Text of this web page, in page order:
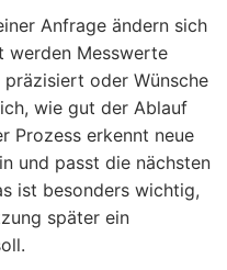
Anfrage ändern sich
werden Messwerte
oder Wünsche
wie gut der Ablauf
Prozess erkennt neue
und passt die nächsten
ist besonders wichtig,
später ein